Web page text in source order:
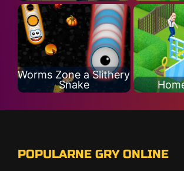
Worms Zone a Slithery
Snake
POPULARNE GRY ONLINE